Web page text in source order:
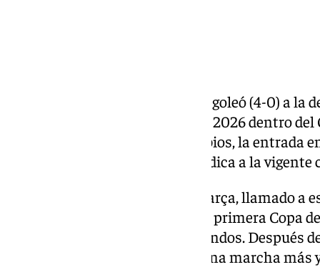
La selección española de fútbol goleó (4-0) a la
la segunda jornada del Mundial 2026 dentro
las dudas de su debut, con cambios, la entrada
Yamal, y una versión que reivindica a la
La presencia del atacante del Barça, llamado a
de la cita norteamericana en su primera Copa
igual que Pedri situado a los mandos.
Cabo Verde, ‘La Roja’ metió alguna marcha